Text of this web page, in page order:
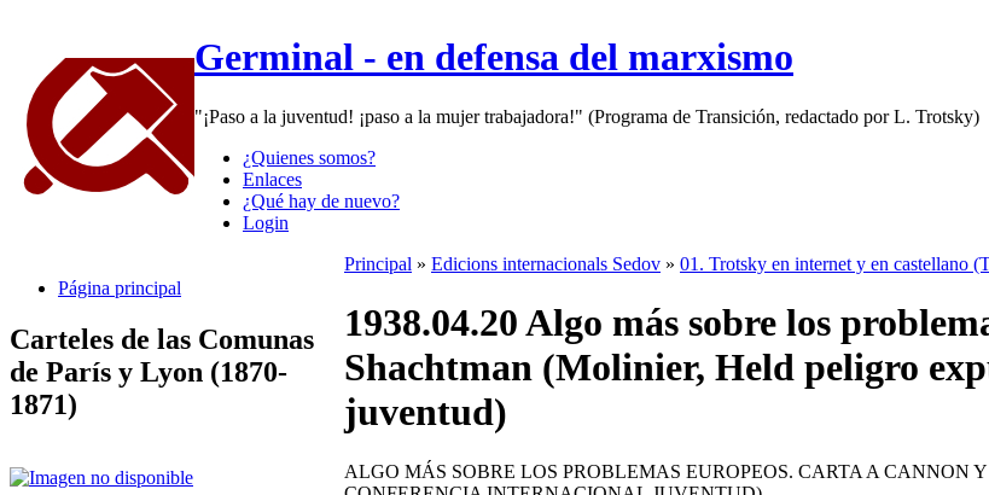
Germinal - en defensa del marxismo
"¡Paso a la juventud! ¡paso a la mujer trabajadora!" (Programa de Transición, redactado por L. Trotsky)
¿Quienes somos?
Enlaces
¿Qué hay de nuevo?
Login
Página principal
Carteles de las Comunas
de París y Lyon (1870-
1871)
Principal » Edicions internacionals Sedov » 01. Trotsky en internet y en castellano
1938.04.20 Algo más sobre los
Shachtman (Molinier, Held peligro
juventud)
ALGO MÁS SOBRE LOS PROBLEMAS EUROPEOS. CARTA A